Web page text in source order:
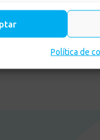
Política de